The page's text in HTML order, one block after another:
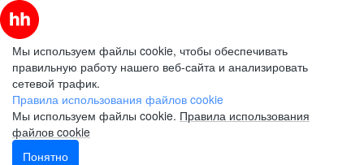
Мы используем файлы cookie, чтобы обеспечивать
правильную работу нашего веб-сайта и анализировать
сетевой трафик.
Правила использования файлов cookie
Мы используем файлы cookie. Правила использования
файлов cookie
Понятно